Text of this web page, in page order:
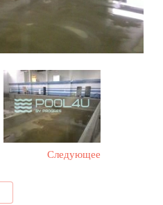
Следующее